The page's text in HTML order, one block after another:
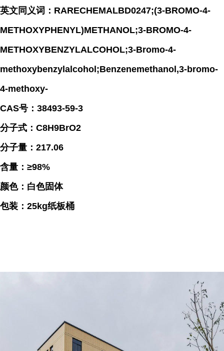
英文同义词：RARECHEMALBD0247;(3-BROMO-4-
METHOXYPHENYL)METHANOL;3-BROMO-4-
METHOXYBENZYLALCOHOL;3-Bromo-4-
methoxybenzylalcohol;Benzenemethanol,3-bromo-
4-methoxy-
CAS号：38493-59-3
分子式：C8H9BrO2
分子量：217.06
含量：≥98%
颜色：白色固体
包装：25kg纸板桶